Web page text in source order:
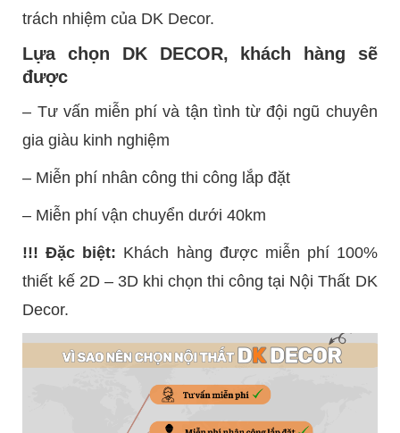
trách nhiệm của DK Decor.
Lựa chọn DK DECOR, khách hàng sẽ
được
– Tư vấn miễn phí và tận tình từ đội ngũ chuyên
gia giàu kinh nghiệm
– Miễn phí nhân công thi công lắp đặt
– Miễn phí vận chuyển dưới 40km
!!! Đặc biệt: Khách hàng được miễn phí 100%
thiết kế 2D – 3D khi chọn thi công tại Nội Thất DK
Decor.